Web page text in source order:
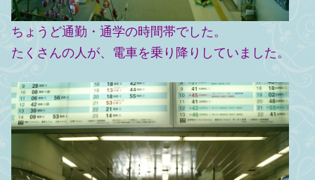
ちょうど通勤・通学の時間帯でした。
たくさんの人が、電車を乗り降りしていました。